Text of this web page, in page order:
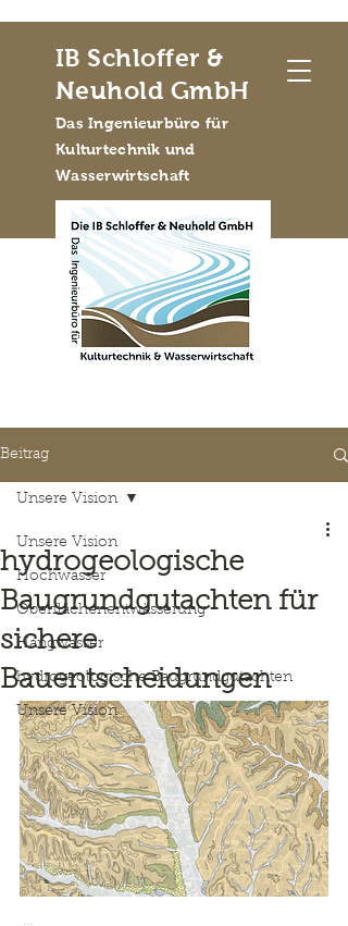
IB Schloffer &
Neuhold GmbH
Das Ingenieurbüro für
Kulturtechnik und
Wasserwirtschaft
Beitrag
Unsere Vision
Hochwasser
Oberflächenentwässerung
Hangwasser
hydrogeologische Baugrundgutachten
Unsere Vision
Unsere Vision
hydrogeologische
Baugrundgutachten für
sichere
Bauentscheidungen